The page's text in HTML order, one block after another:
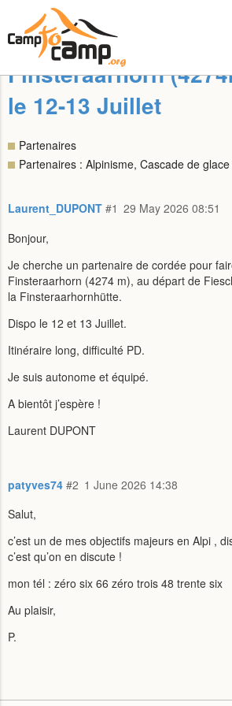
Finsteraarhorn
le 12-13 Juillet
Partenaires
Partenaires : Alpinisme, Cascade de glace
Laurent_DUPONT 29 May 2026 08:51
#1
Bonjour,
Je cherche un partenaire de cordée pour
Finsteraarhorn (4274 m), au départ de
la Finsteraarhornhütte.
Dispo le 12 et 13 Juillet.
Itinéraire long, difficulté PD.
Je suis autonome et équipé.
A bientôt j’espère !
Laurent DUPONT
patyves74 1 June 2026 14:38
#2
Salut,
c’est un de mes objectifs majeurs en Alpi ,
c’est qu’on en discute !
mon tél : zéro six 66 zéro trois 48 trente six
Au plaisir,
P.